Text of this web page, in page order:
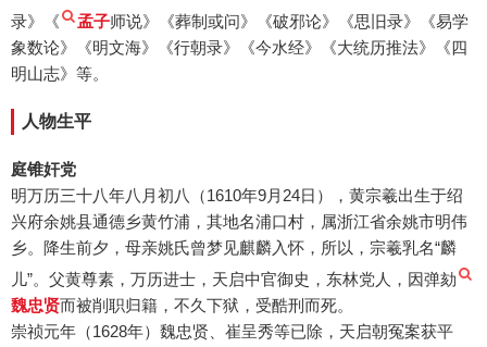
录》《
孟子师说》《葬制或问》《破邪论》《思旧录》《易学
象数论》《明文海》《行朝录》《今水经》《大统历推法》《四
明山志》等。
人物生平
庭锥奸党
明万历三十八年八月初八（1610年9月24日），黄宗羲出生于绍
兴府余姚县通德乡黄竹浦，其地名浦口村，属浙江省余姚市明伟
乡。降生前夕，母亲姚氏曾梦见麒麟入怀，所以，宗羲乳名“麟
儿”。父黄尊素，万历进士，天启中官御史，东林党人，因弹劾
魏忠贤而被削职归籍，不久下狱，受酷刑而死。
崇祯元年（1628年）魏忠贤、崔呈秀等已除，天启朝冤案获平